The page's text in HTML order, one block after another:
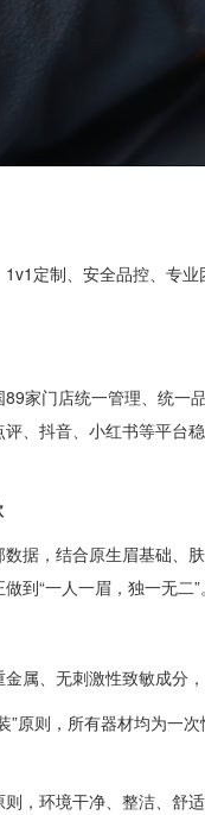
1v1定制、安全品控、专
89家门店统一管理、统一
、抖音、小红书等平台
据，结合原生眉基础、
到“一人一眉，独一无二”
属、无刺激性致敏成分
”原则， 所有器材均为一
则 ， 环境干净、 整洁、 舒